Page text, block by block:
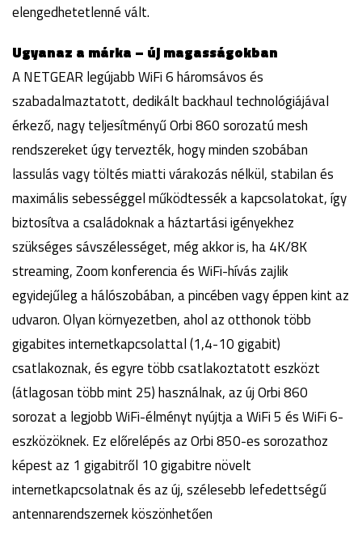
elengedhetetlenné vált.
Ugyanaz a márka – új magasságokban
A NETGEAR legújabb WiFi 6 háromsávos és
szabadalmaztatott, dedikált backhaul technológiájával
érkező, nagy teljesítményű Orbi 860 sorozatú mesh
rendszereket úgy tervezték, hogy minden szobában
lassulás vagy töltés miatti várakozás nélkül, stabilan és
maximális sebességgel működtessék a kapcsolatokat, így
biztosítva a családoknak a háztartási igényekhez
szükséges sávszélességet, még akkor is, ha 4K/8K
streaming, Zoom konferencia és WiFi-hívás zajlik
egyidejűleg a hálószobában, a pincében vagy éppen kint az
udvaron. Olyan környezetben, ahol az otthonok több
gigabites internetkapcsolattal (1,4-10 gigabit)
csatlakoznak, és egyre több csatlakoztatott eszközt
(átlagosan több mint 25) használnak, az új Orbi 860
sorozat a legjobb WiFi-élményt nyújtja a WiFi 5 és WiFi 6-
eszközöknek. Ez előrelépés az Orbi 850-es sorozathoz
képest az 1 gigabitről 10 gigabitre növelt
internetkapcsolatnak és az új, szélesebb lefedettségű
antennarendszernek köszönhetően